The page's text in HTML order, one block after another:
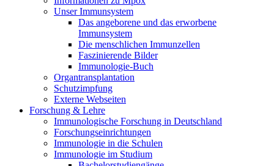
Unser Immunsystem
Das angeborene und das erworbene
Immunsystem
Die menschlichen Immunzellen
Faszinierende Bilder
Immunologie-Buch
Organtransplantation
Schutzimpfung
Externe Webseiten
Forschung & Lehre
Immunologische Forschung in Deutschland
Forschungseinrichtungen
Immunologie in die Schulen
Immunologie im Studium